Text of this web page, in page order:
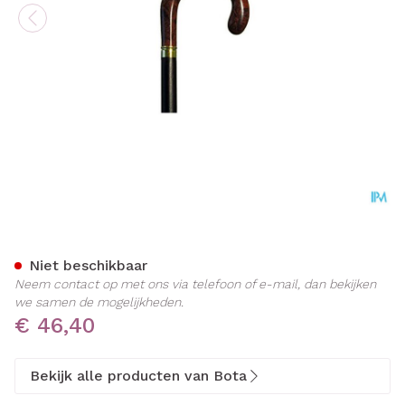
€ 46,40
Niet beschikbaar
Neem contact op met ons via telefoon of e-mail, dan bekijken
we samen de mogelijkheden.
Bekijk alle producten van Bota